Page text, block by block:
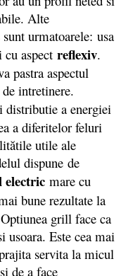
Alte
urmatoarele: usa
aspect reflexiv.
pastra aspectul
intretinere.
distributie a energiei
a diferitelor feluri
utile ale
dispune de
mare cu
bune rezultate la
grill face ca
usoara. Este cea mai
servita la micul
de a face